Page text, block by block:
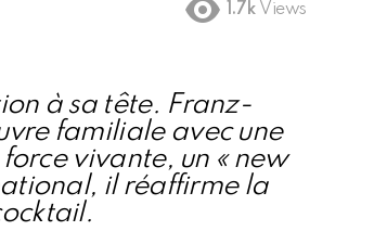
1.7k Views
à sa tête. Franz-
familiale avec une
vivante, un « new
il réaffirme la